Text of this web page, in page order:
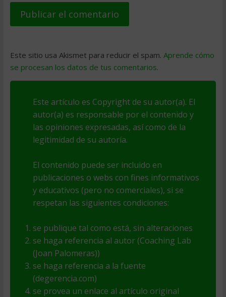
Este sitio usa Akismet para reducir el spam. Aprende cómo
se procesan los datos de tus comentarios.
Este artículo es Copyright de su autor(a). El
autor(a) es responsable por el contenido y
las opiniones expresadas, así como de la
legitimidad de su autoría.
El contenido puede ser incluido en
publicaciones o webs con fines informativos
y educativos (pero no comerciales), si se
respetan las siguientes condiciones:
se publique tal como está, sin alteraciones
se haga referencia al autor (Coaching Lab
(Joan Palomeras))
se haga referencia a la fuente
(degerencia.com)
se provea un enlace al artículo original